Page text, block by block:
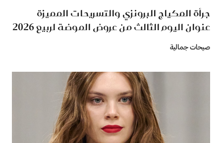
جرأة المكياج البرونزي والتسريحات المميزة
عنوان اليوم الثالث من عروض الموضة لربيع 2026
صيحات جمالية